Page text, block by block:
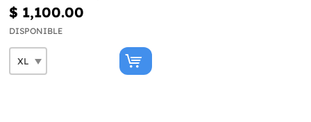
$ 1,100.00
DISPONIBLE